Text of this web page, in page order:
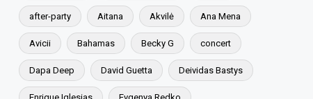
after-party Aitana Akvilė Ana Mena
Avicii Bahamas Becky G concert
Dapa Deep David Guetta Deividas Bastys